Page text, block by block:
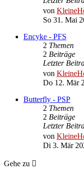
von
So 31. Mai
Encyke - PFS
2 Themen
2 Beiträge
Letzter
von
Do 12. Mär
Butterfly - PSP
2 Themen
2 Beiträge
Letzter
von
Di 3. Mär
Gehe zu